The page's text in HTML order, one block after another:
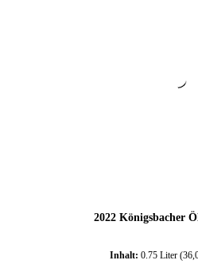
2022 Königsbacher
Inhalt: 0.75 Liter